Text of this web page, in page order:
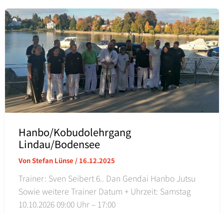
Hanbo/Kobudolehrgang
Lindau/Bodensee
VonStefan Lünse / 16.12.2025
Trainer: Sven Seibert 6.. Dan Gendai Hanbo Jutsu
Sowie weitere Trainer Datum + Uhrzeit: Samstag
10.10.2026 09:00 Uhr – 17:00